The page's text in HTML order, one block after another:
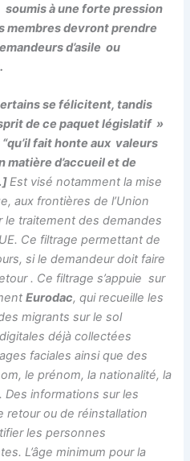
à une forte pression
membres devront prendre
d’asile ou
se félicitent, tandis
de ce paquet législatif »
fait honte aux valeurs
matière d’accueil et de
Est visé notamment la mise
aux frontières de l’Union
le traitement des demandes
Ce filtrage permettant de
si le demandeur doit faire
. Ce filtrage s’appuie sur
Eurodac, qui recueille les
migrants sur le sol
déjà collectées
faciales ainsi que des
le prénom, la nationalité, la
Des informations sur les
retour ou de réinstallation
les personnes
L’âge minimum pour la